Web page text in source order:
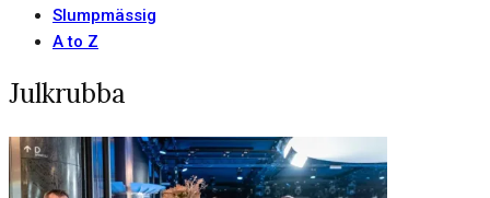
Slumpmässig
A to Z
Julkrubba